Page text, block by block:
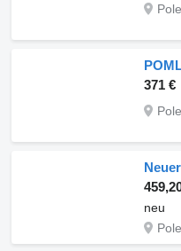
371 €
neu